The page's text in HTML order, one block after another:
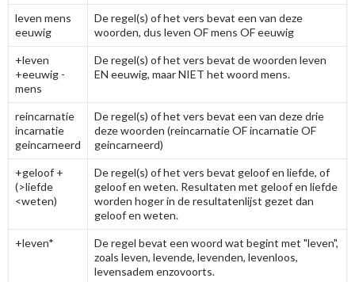
leven mens
eeuwig
De regel(s) of het vers bevat een van deze
woorden, dus leven OF mens OF eeuwig
+leven
+eeuwig -
mens
De regel(s) of het vers bevat de woorden leven
EN eeuwig, maar NIET het woord mens.
reincarnatie
incarnatie
geincarneerd
De regel(s) of het vers bevat een van deze drie
deze woorden (reincarnatie OF incarnatie OF
geincarneerd)
+geloof +
(>liefde
<weten)
De regel(s) of het vers bevat geloof en liefde, of
geloof en weten. Resultaten met geloof en liefde
worden hoger in de resultatenlijst gezet dan
geloof en weten.
+leven*
De regel bevat een woord wat begint met "leven",
zoals leven, levende, levenden, levenloos,
levensadem enzovoorts.